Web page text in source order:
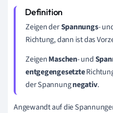
Zeigen derSpannungs-
Richtung, dann ist das
ZeigenMaschen- und
entgegengesetzte
der Spannungnegativ.
Angewandt auf die